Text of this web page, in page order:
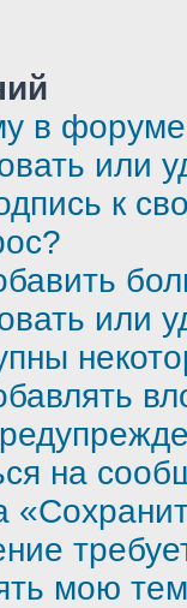
в
или
к
или
на
мою